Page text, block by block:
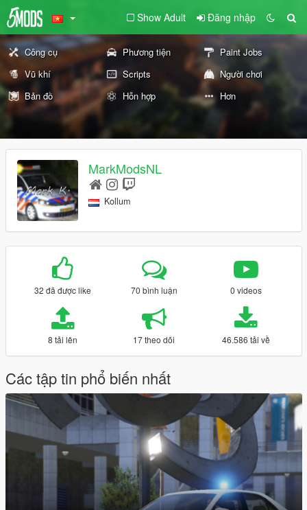
Show Adult Đăng nhập
Công cụ Phương tiện
Paint Jobs
Vũ khí
Scripts
Người chơi
Bản đồ
Hỗn hợp Hơn
MarkModsNL
Kollum
32 đã được like 70 bình luận 0 videos
8 tải lên 17 theo dõi 46.586 tải về
Các tập tin phổ biến nhất